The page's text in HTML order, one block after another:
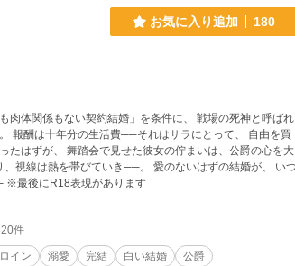
お気に入り追加 180
肉体関係もない契約結婚」を条件に、 戦場の死神と呼ばれ
へと変わっていく物語。 ───────── ※最後にR18表現があります
件
イン 溺愛 完結 白い結婚 公爵